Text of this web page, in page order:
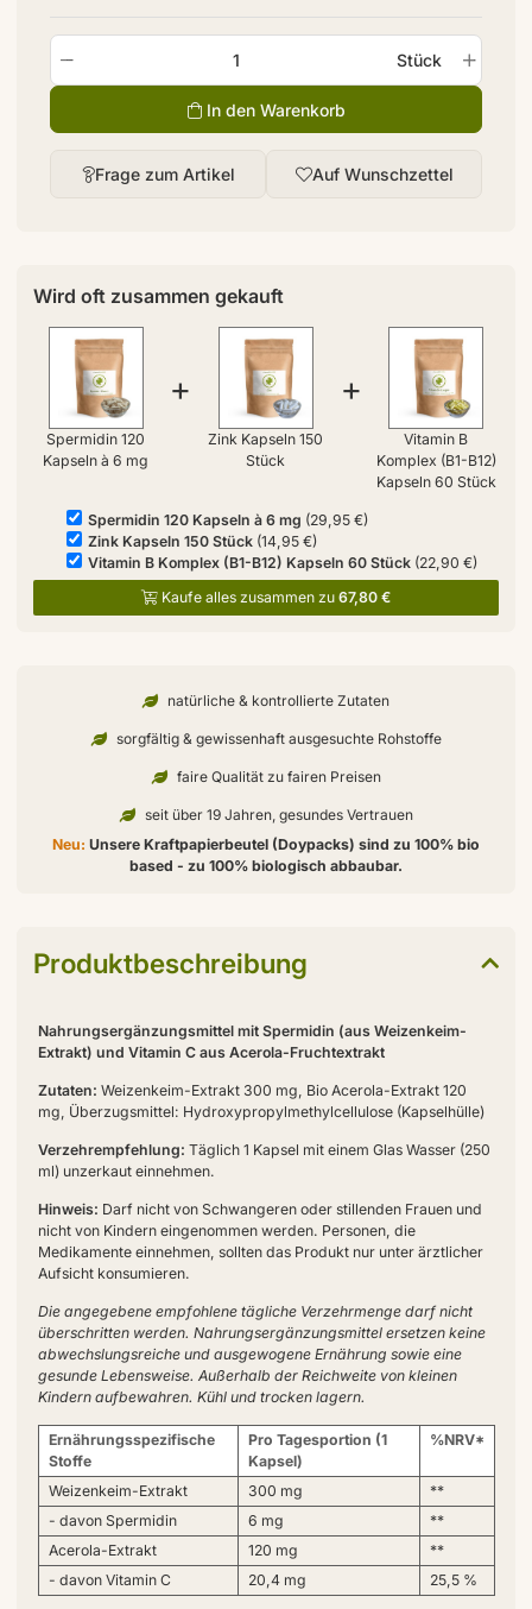
Frage zum Artikel Auf Wunschzettel
Stück
In den Warenkorb
Wird oft zusammen gekauft
Spermidin 120
Kapseln à 6 mg
+
Zink Kapseln 150
Stück
+
Vitamin B
Komplex (B1-B12)
Kapseln 60 Stück
Spermidin 120 Kapseln à 6 mg (29,95 €)
Zink Kapseln 150 Stück(14,95 €)
Vitamin B Komplex (B1-B12) Kapseln 60 Stück(22,90 €)
Kaufe alles zusammen zu 67,80 €
natürliche & kontrollierte Zutaten
sorgfältig & gewissenhaft ausgesuchte Rohstoffe
faire Qualität zu fairen Preisen
seit über 19 Jahren, gesundes Vertrauen
Neu: Unsere Kraftpapierbeutel (Doypacks) sind zu 100% bio
based - zu 100% biologisch abbaubar.
Produktbeschreibung
Nahrungsergänzungsmittel mit Spermidin (aus Weizenkeim-
Extrakt) und Vitamin C aus Acerola-Fruchtextrakt
Zutaten: Weizenkeim-Extrakt 300 mg, Bio Acerola-Extrakt 120
mg, Überzugsmittel: Hydroxypropylmethylcellulose (Kapselhülle)
Verzehrempfehlung: Täglich 1 Kapsel mit einem Glas Wasser (250
ml) unzerkaut einnehmen.
Hinweis: Darf nicht von Schwangeren oder stillenden Frauen und
nicht von Kindern eingenommen werden. Personen, die
Medikamente einnehmen, sollten das Produkt nur unter ärztlicher
Aufsicht konsumieren.
Die angegebene empfohlene tägliche Verzehrmenge darf nicht
überschritten werden. Nahrungsergänzungsmittel ersetzen keine
abwechslungsreiche und ausgewogene Ernährung sowie eine
gesunde Lebensweise. Außerhalb der Reichweite von kleinen
Kindern aufbewahren. Kühl und trocken lagern.
Ernährungsspezifische
Stoffe
Pro Tagesportion (1
Kapsel)
%NRV*
Weizenkeim-Extrakt 300 mg
**
- davon Spermidin
6 mg
**
Acerola-Extrakt
120 mg
**
- davon Vitamin C
20,4 mg 25,5 %